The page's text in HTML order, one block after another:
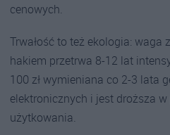
cenowych.
Trwałość to też ekologia:
hakiem przetrwa 8-12 lat
100 zł wymieniana co 2-3 lata
elektronicznych i jest droższa
użytkowania.